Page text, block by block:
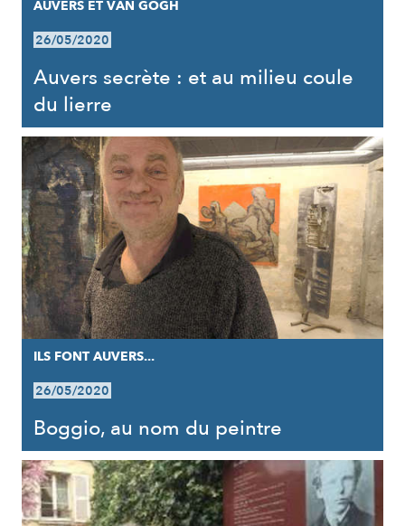
AUVERS ET VAN GOGH
26/05/2020
Auvers secrète : et au milieu coule
du lierre
ILS FONT AUVERS...
26/05/2020
Boggio, au nom du peintre